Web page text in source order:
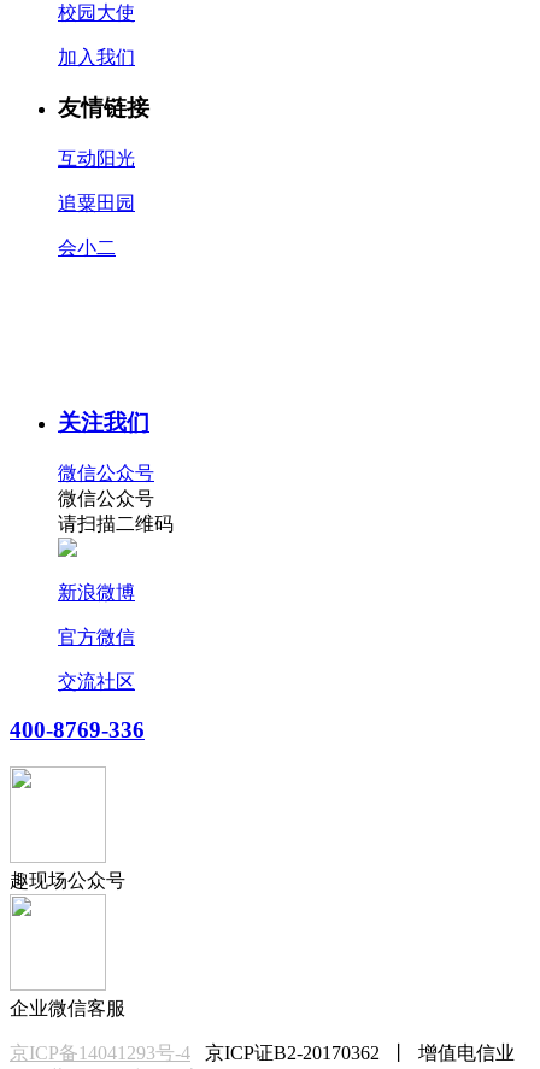
校园大使
加入我们
友情链接
互动阳光
追粟田园
会小二
关注我们
微信公众号
微信公众号
请扫描二维码
新浪微博
官方微信
交流社区
400-8769-336
趣现场公众号
企业微信客服
京ICP备14041293号-4 京ICP证B2-20170362 丨 增值电信业